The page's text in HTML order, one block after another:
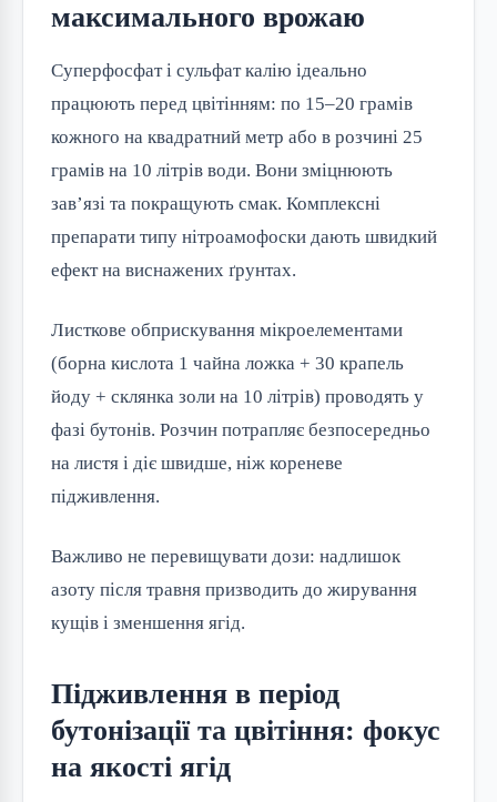
максимального врожаю
Суперфосфат і сульфат калію ідеально
працюють перед цвітінням: по 15–20 грамів
кожного на квадратний метр або в розчині 25
грамів на 10 літрів води. Вони зміцнюють
зав’язі та покращують смак. Комплексні
препарати типу нітроамофоски дають швидкий
ефект на виснажених ґрунтах.
Листкове обприскування мікроелементами
(борна кислота 1 чайна ложка + 30 крапель
йоду + склянка золи на 10 літрів) проводять у
фазі бутонів. Розчин потрапляє безпосередньо
на листя і діє швидше, ніж кореневе
підживлення.
Важливо не перевищувати дози: надлишок
азоту після травня призводить до жирування
кущів і зменшення ягід.
Підживлення в період
бутонізації та цвітіння: фокус
на якості ягід